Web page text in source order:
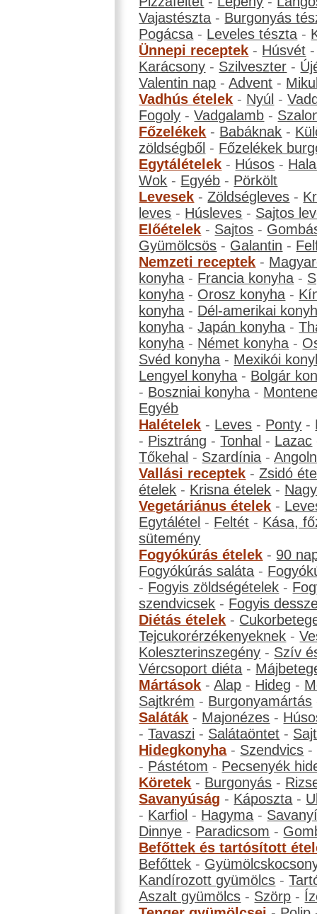
Vajastészta - Burgonyás
Pogácsa - Leveles tészta -
Ünnepi receptek - Húsvét
Karácsony - Szilveszter -
Valentin nap -Advent -
Vadhús ételek - Nyúl -
Fogoly -Vadgalamb -
Főzelékek - Babáknak -
zöldségből - Főzelékek
Egytálételek - Húsos -
Wok - Egyéb - Pörkölt
Levesek -Zöldségleves -
leves - Húsleves - Sajtos
Előételek - Sajtos -
Gyümölcsös - Galantin -
Nemzeti receptek -
konyha - Francia konyha -
konyha - Orosz konyha -
konyha - Dél-amerikai
konyha -Japán konyha -
konyha - Német konyha -
Svéd konyha - Mexikói
Lengyel konyha - Bolgár
- Boszniai konyha -
Egyéb
Halételek - Leves - Ponty -
- Pisztráng -Tonhal - Lazac
Tőkehal - Szardínia -
Vallási receptek -Zsidó
ételek - Krisna ételek -
Vegetáriánus ételek -
Egytálétel - Feltét - Kása,
sütemény
Fogyókúrás ételek - 90
Fogyókúrás saláta -
- Fogyis zöldségételek -
szendvicsek - Fogyis
Diétás ételek -
Tejcukorérzékenyeknek -
Koleszterinszegény - Szív
Vércsoport diéta -
Mártások -Alap - Hideg -
Sajtkrém - Burgonyamártás
Saláták - Majonézes -
-Tavaszi - Salátaöntet -
Hidegkonyha- Szendvics -
- Pástétom - Pecsenyék
Köretek - Burgonyás -
Savanyúság - Káposzta -
- Karfiol - Hagyma -
Dinnye - Paradicsom -
Befőttek és tartósított
Befőttek -
Kandírozott gyümölcs -
Aszalt gyümölcs - Szörp -